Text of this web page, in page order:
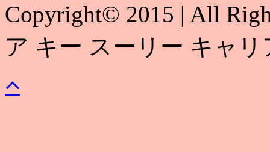
Copyright© 2015 | All
ア キー スーリー キャリ